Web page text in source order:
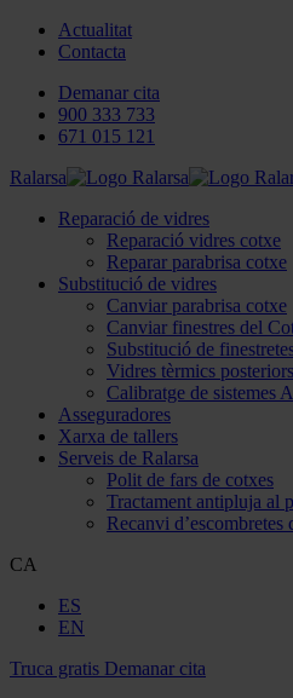
Actualitat
Contacta
Demanar cita
900 333 733
671 015 121
Ralarsa
Reparació de vidres
Reparació vidres cotxe
Reparar parabrisa cotxe
Substitució de vidres
Canviar parabrisa cotxe
Canviar finestres del
Substitució de
Vidres tèrmics posteriors
Calibratge de sistemes
Asseguradores
Xarxa de tallers
Serveis de Ralarsa
Polit de fars de cotxes
Tractament antipluja al
Recanvi d’escombretes
CA
ES
EN
Truca gratis Demanar cita